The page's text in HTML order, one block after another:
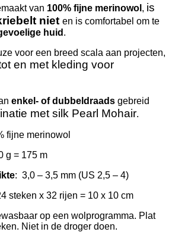
van 100% fijne merinowol , is
niet en is comfortabel om te
huid .
voor een breed scala aan projecten,
en met kleding voor
enkel- of dubbeldraads gebreid
met silk Pearl Mohair.
fijne merinowol
g = 175 m
: 3,0 – 3,5 mm (US 2,5 – 4)
steken x 32 rijen = 10 x 10 cm
op een wolprogramma. Plat
Niet in de droger doen.